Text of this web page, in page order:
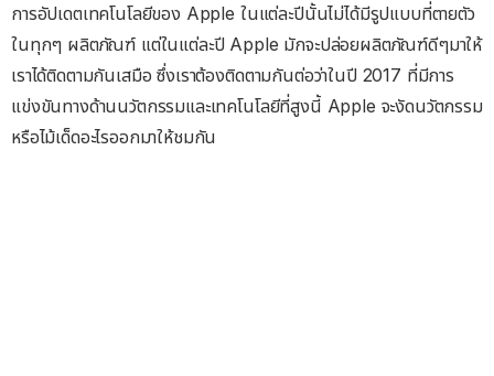
การอัปเดตเทคโนโลยีของ Apple ในแต่ละปีนั้นไม่ได้มีรูปแบบที่ตายตัว
ในทุกๆ ผลิตภัณฑ์ แต่ในแต่ละปี Apple มักจะปล่อยผลิตภัณฑ์ดีๆมาให้
เราได้ติดตามกันเสมือ ซึ่งเราต้องติดตามกันต่อว่าในปี 2017 ที่มีการ
แข่งขันทางด้านนวัตกรรมและเทคโนโลยีที่สูงนี้ Apple จะงัดนวัตกรรม
หรือไม้เด็ดอะไรออกมาให้ชมกัน